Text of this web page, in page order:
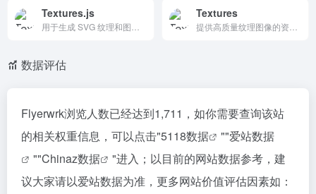
Textures.js Textures
数据评估
Flyerwrk浏览人数已经达到1,711，如你需要查询该站
的相关权重信息，可以点击"5118数据 ""爱站数据
""Chinaz数据
"进入；以目前的网站数据参考，建
议大家请以爱站数据为准，更多网站价值评估因素如：